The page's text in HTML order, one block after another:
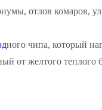
отлов комаров,
ного чипа, который
от желтого теплого